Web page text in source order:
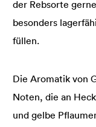
der Rebsorte
besonders
füllen.
Die Aromatik von
Noten, die an
und gelbe